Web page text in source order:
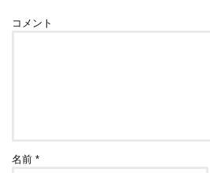
コメント
名前*